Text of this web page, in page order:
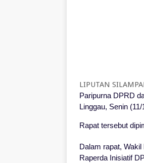
LIPUTAN
Paripurna DPRD
Linggau, Senin (11/
Rapat tersebut
Dalam rapat,
Raperda Inisiatif